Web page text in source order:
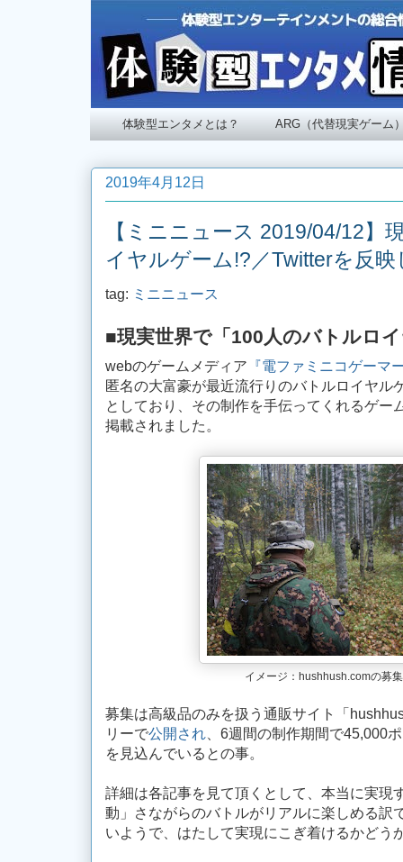
体験型エンタメとは？ ARG（代替現実ゲーム
2019年4月12日
【ミニニュース 2019/04/12】
イヤルゲーム!?／Twitterを反
tag: ミニニュース
■現実世界で「100人のバトルロ
webのゲームメディア 『電ファミニコゲーマ
匿名の大富豪が最近流行りのバトルロイヤル
としており、その制作を手伝ってくれるゲー
掲載されました。
イメージ：hushhush.comの募
募集は高級品のみを扱う通販サイト「
リーで公開され 、6週間の制作期間で45,000
を見込んでいるとの事。
詳細は各記事を見て頂くとして、本当に実現
動」さながらのバトルがリアルに楽しめる訳
いようで、はたして実現にこぎ着けるかどう